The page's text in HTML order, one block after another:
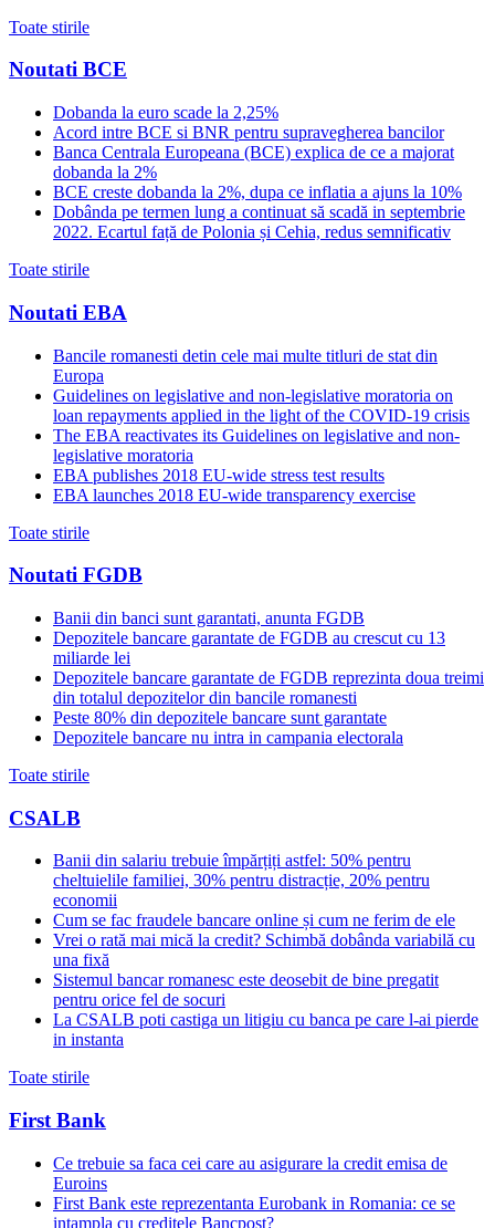
Toate stirile
Noutati BCE
Dobanda la euro scade la 2,25%
Acord intre BCE si BNR pentru supravegherea bancilor
Banca Centrala Europeana (BCE) explica de ce a majorat
dobanda la 2%
BCE creste dobanda la 2%, dupa ce inflatia a ajuns la 10%
Dobânda pe termen lung a continuat să scadă in septembrie
2022. Ecartul față de Polonia și Cehia, redus semnificativ
Toate stirile
Noutati EBA
Bancile romanesti detin cele mai multe titluri de stat din
Europa
Guidelines on legislative and non-legislative moratoria on
loan repayments applied in the light of the COVID-19 crisis
The EBA reactivates its Guidelines on legislative and non-
legislative moratoria
EBA publishes 2018 EU-wide stress test results
EBA launches 2018 EU-wide transparency exercise
Toate stirile
Noutati FGDB
Banii din banci sunt garantati, anunta FGDB
Depozitele bancare garantate de FGDB au crescut cu 13
miliarde lei
Depozitele bancare garantate de FGDB reprezinta doua treimi
din totalul depozitelor din bancile romanesti
Peste 80% din depozitele bancare sunt garantate
Depozitele bancare nu intra in campania electorala
Toate stirile
CSALB
Banii din salariu trebuie împărțiți astfel: 50% pentru
cheltuielile familiei, 30% pentru distracție, 20% pentru
economii
Cum se fac fraudele bancare online și cum ne ferim de ele
Vrei o rată mai mică la credit? Schimbă dobânda variabilă cu
una fixă
Sistemul bancar romanesc este deosebit de bine pregatit
pentru orice fel de socuri
La CSALB poti castiga un litigiu cu banca pe care l-ai pierde
in instanta
Toate stirile
First Bank
Ce trebuie sa faca cei care au asigurare la credit emisa de
Euroins
First Bank este reprezentanta Eurobank in Romania: ce se
intampla cu creditele Bancpost?